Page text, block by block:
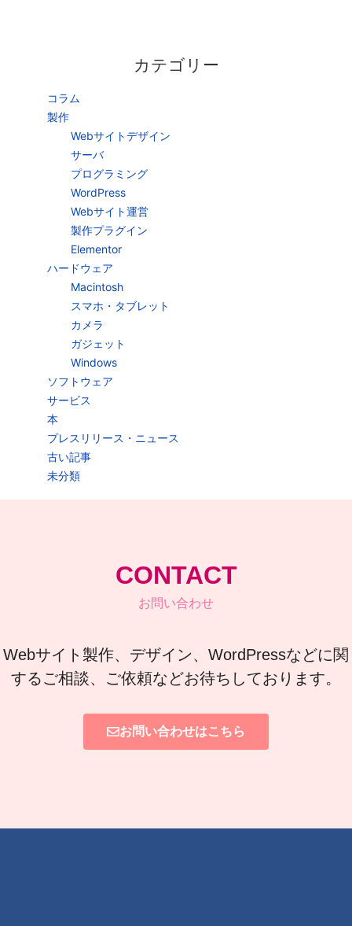
カテゴリー
コラム
製作
Webサイトデザイン
サーバ
プログラミング
WordPress
Webサイト運営
製作プラグイン
Elementor
ハードウェア
Macintosh
スマホ・タブレット
カメラ
ガジェット
Windows
ソフトウェア
サービス
本
プレスリリース・ニュース
古い記事
未分類
CONTACT
お問い合わせ
Webサイト製作、デザイン、WordPressなどに関
するご相談、ご依頼などお待ちしております。
お問い合わせはこちら